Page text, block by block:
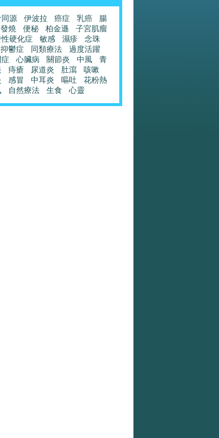
源 伊波拉 癌症 乳癌
腸
發燒
便秘 柏金遜
子宮肌瘤
硬化症
敏感 濕疹
念珠
抑鬱症
同類療法
過度活躍
心臟病 關節炎 中風
青
痔瘡 尿道炎 肚瀉
咳嗽
感冒 中耳炎 嘔吐
花粉熱
自然療法 生食 心靈